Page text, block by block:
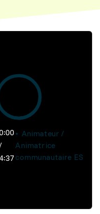
4:37
Animateur /
Animatrice
communautaire ES